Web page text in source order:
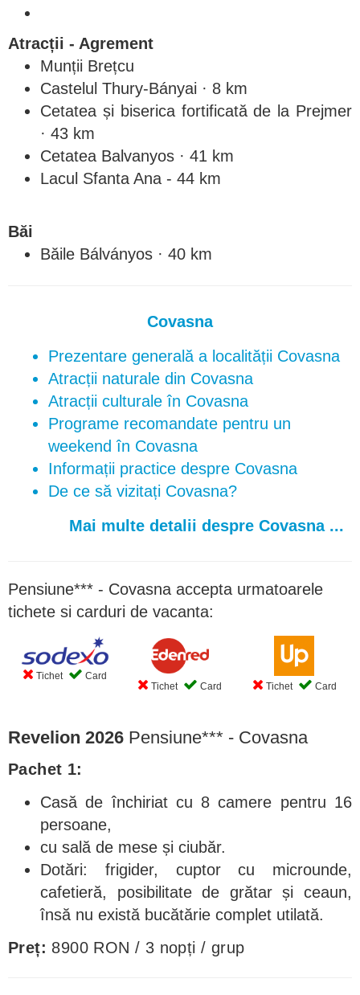
Atracții - Agrement
Munții Brețcu
Castelul Thury-Bányai · 8 km
Cetatea și biserica fortificată de la Prejmer
· 43 km
Cetatea Balvanyos · 41 km
Lacul Sfanta Ana - 44 km
Băi
Băile Bálványos · 40 km
Covasna
Prezentare generală a localității Covasna
Atracții naturale din Covasna
Atracții culturale în Covasna
Programe recomandate pentru un
weekend în Covasna
Informații practice despre Covasna
De ce să vizitați Covasna?
Mai multe detalii despre Covasna ...
Pensiune*** - Covasna accepta urmatoarele
tichete si carduri de vacanta:
Tichet
Card
Tichet
Card Tichet Card
Revelion 2026 Pensiune*** - Covasna
Pachet 1:
Casă de închiriat cu 8 camere pentru 16
persoane,
cu sală de mese și ciubăr.
Dotări: frigider, cuptor cu microunde,
cafetieră, posibilitate de grătar și ceaun,
însă nu există bucătărie complet utilată.
Preț: 8900 RON / 3 nopți / grup